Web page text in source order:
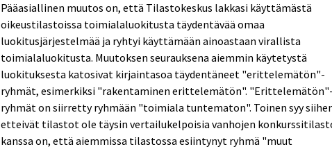
Pääasiallinen muutos on, että Tilastokeskus lakkasi käyttämästä
oikeustilastoissa toimialaluokitusta täydentävää omaa
luokitusjärjestelmää ja ryhtyi käyttämään ainoastaan virallista
toimialaluokitusta. Muutoksen seurauksena aiemmin käytetystä
luokituksesta katosivat kirjaintasoa täydentäneet "erittelemätön"-
ryhmät, esimerkiksi "rakentaminen erittelemätön". "Erittelemätön"-
ryhmät on siirretty ryhmään "toimiala tuntematon". Toinen syy
etteivät tilastot ole täysin vertailukelpoisia vanhojen
kanssa on, että aiemmissa tilastossa esiintynyt ryhmä "muut